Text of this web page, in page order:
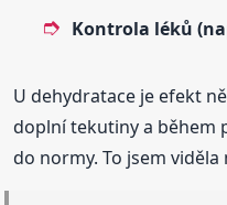
Kontrola léků
U dehydratace je efekt
doplní tekutiny a během
do normy. To jsem